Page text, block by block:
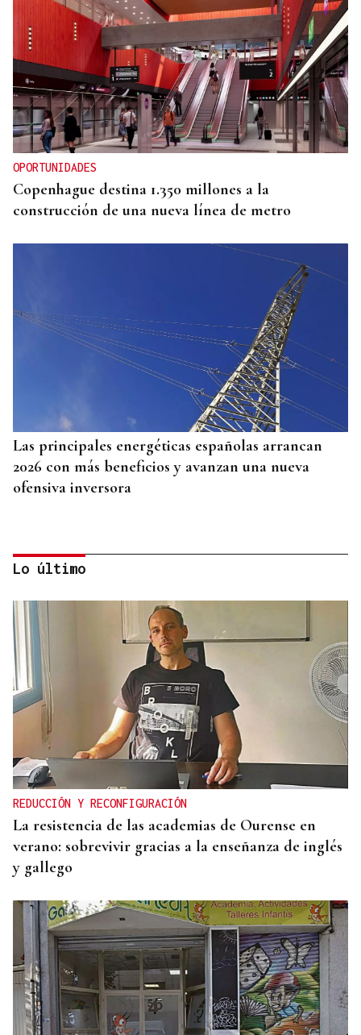
OPORTUNIDADES
Copenhague destina 1.350 millones a la
construcción de una nueva línea de metro
Las principales energéticas españolas arrancan
2026 con más beneficios y avanzan una nueva
ofensiva inversora
BALANCE
El Vaticano cerró 2025 con un patrimonio neto al
alza por la revalorización de su oro y sus
inmuebles
Lo último
REDUCCIÓN Y RECONFIGURACIÓN
La resistencia de las academias de Ourense en
verano: sobrevivir gracias a la enseñanza de inglés
y gallego